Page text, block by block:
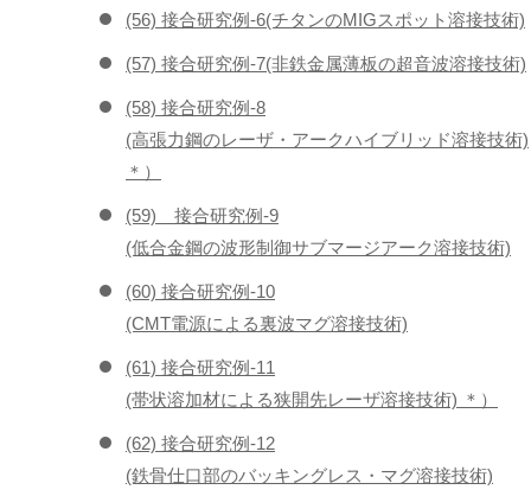
(56) 接合研究例-6(チタンのMIGスポット溶接技術)
(57) 接合研究例-7(非鉄金属薄板の超音波溶接技術)
(58) 接合研究例-8
(高張力鋼のレーザ・アークハイブリッド溶接技術)
＊）
(59) 接合研究例-9
(低合金鋼の波形制御サブマージアーク溶接技術)
(60) 接合研究例-10
(CMT電源による裏波マグ溶接技術)
(61) 接合研究例-11
(帯状溶加材による狭開先レーザ溶接技術) ＊）
(62) 接合研究例-12
(鉄骨仕口部のバッキングレス・マグ溶接技術)